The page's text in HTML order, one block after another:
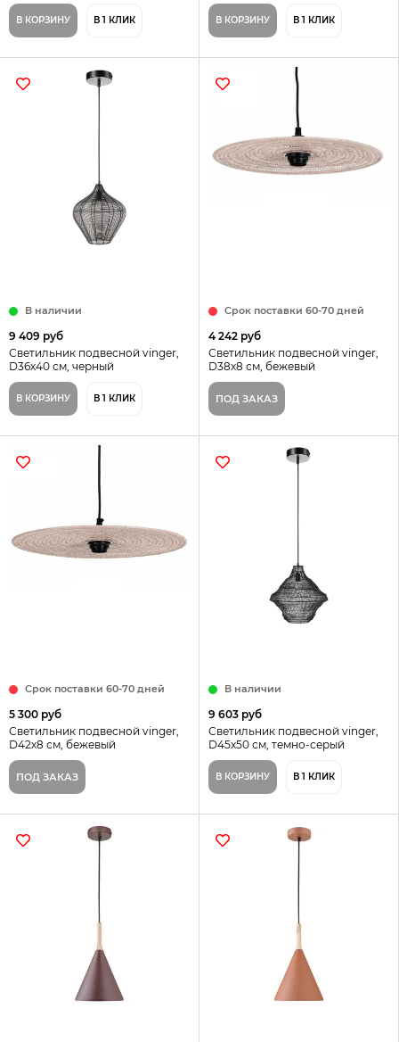
В КОРЗИНУ В 1 КЛИК В КОРЗИНУ В 1 КЛИК
В наличии
9 409 руб
Светильник подвесной vinger,
D36х40 см, черный
В КОРЗИНУ В 1 КЛИК
Срок поставки 60-70 дней
4 242 руб
Светильник подвесной vinger,
D38х8 см, бежевый
ПОД ЗАКАЗ
Срок поставки 60-70 дней
5 300 руб
Светильник подвесной vinger,
D42х8 см, бежевый
ПОД ЗАКАЗ
В наличии
9 603 руб
Светильник подвесной vinger,
D45х50 см, темно-серый
В КОРЗИНУ В 1 КЛИК